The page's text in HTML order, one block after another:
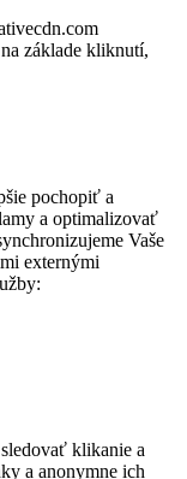
základe kliknutí,
pochopiť a
a optimalizovať
Vaše
externými
klikanie a
a anonymne ich